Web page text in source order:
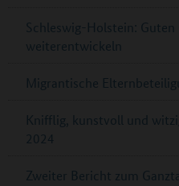
Schleswig-Holstein:
weiterentwickeln
Migrantische
Knifflig, kunstvoll und
2024
Zweiter Bericht zum